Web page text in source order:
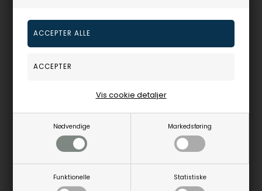
Nødvendige Markedsføring
Funktionelle Statistiske
Vis cookie detaljer
æstetisk udtryk, der adskiller sig fra traditionelle monokrome
smykker. Emaljering er en specialiseret teknik, hvor farvede
glasmasser smeltes på metaloverfladen ved høje
vælger enhalskæde
komplementerer sølvets blanke overflade. En blå halskæde
kan derfor være et oplagt valg, hvis du ønsker et smykke med
både æstetisk appel og en beroligende farvevirkning. Turkise
nuancer tilbyder en mere intens farveeffekt, der kan skabe
kontrast til neutrale garderobefarver. Nogle afvedhængene